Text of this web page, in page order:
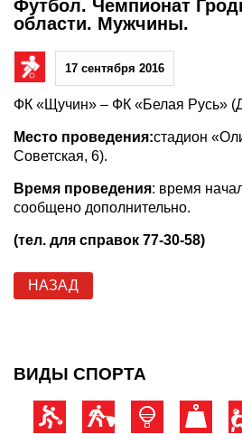
Футбол. Чемпионат
области. Мужчины.
17 сентября 2016
ФК «Щучин» – ФК «Белая Русь»
Место проведения:стадион
Советская, 6).
Время проведения: время
сообщено дополнительно.
(тел. для справок 77-30-58)
НАЗАД
ВИДЫ СПОРТА